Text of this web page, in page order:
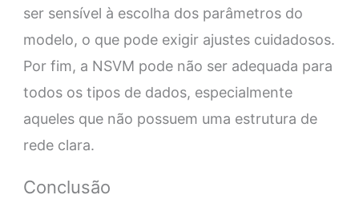
ser sensível à escolha dos parâmetros do
modelo, o que pode exigir ajustes cuidadosos.
Por fim, a NSVM pode não ser adequada para
todos os tipos de dados, especialmente
aqueles que não possuem uma estrutura de
rede clara.
Conclusão